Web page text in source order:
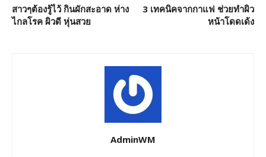
สาวๆต้องรู้ไว้ กินผักสะอาด ห่าง
ไกลโรค ผิวดี หุ่นสวย
3 เทคนิคจากกาแฟ ช่วยทำผิว
หน้าโดดเด้ง
AdminWM